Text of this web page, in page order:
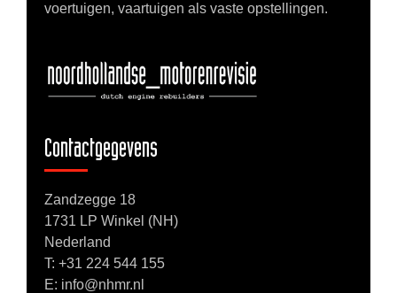
voertuigen, vaartuigen als vaste opstellingen.
Contactgegevens
Zandzegge 18
1731 LP Winkel (NH)
Nederland
T: +31 224 544 155
E: info@nhmr.nl